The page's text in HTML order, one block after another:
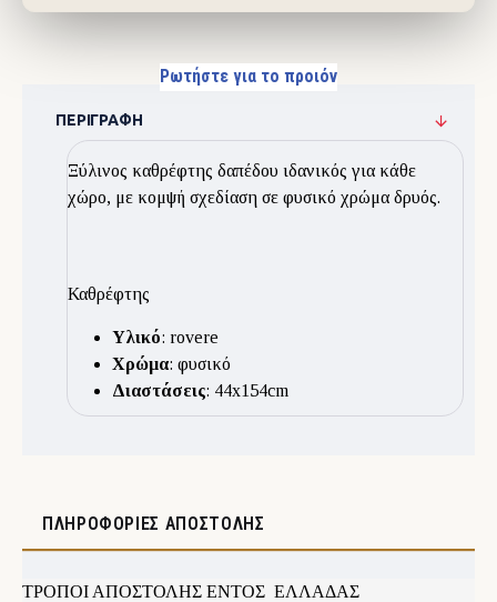
Ρωτήστε για το προιόν
ΠΕΡΙΓΡΑΦΉ
Ξύλινος καθρέφτης δαπέδου ιδανικός για κάθε
χώρο, με κομψή σχεδίαση σε φυσικό χρώμα δρυός.
Καθρέφτης
Υλικό: rovere
Χρώμα: φυσικό
Διαστάσεις: 44x154cm
ΠΛΗΡΟΦΟΡΊΕΣ ΑΠΟΣΤΟΛΉΣ
ΤΡΟΠΟΙ ΑΠΟΣΤΟΛΗΣ ΕΝΤΟΣ ΕΛΛΑΔΑΣ